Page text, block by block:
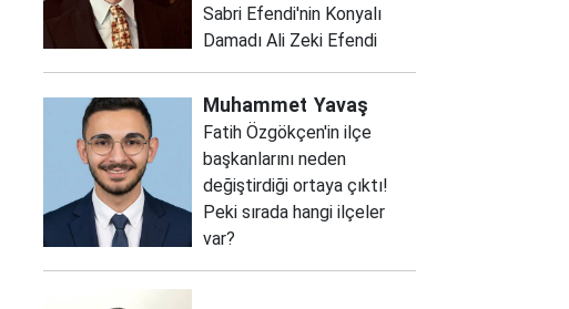
Sabri Efendi'nin Konyalı
Damadı Ali Zeki Efendi
Muhammet Yavaş
Fatih Özgökçen'in ilçe
başkanlarını neden
değiştirdiği ortaya çıktı!
Peki sırada hangi ilçeler
var?